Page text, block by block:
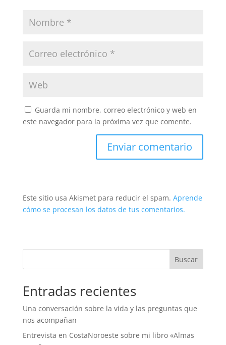
Guarda mi nombre, correo electrónico y web en
este navegador para la próxima vez que comente.
Este sitio usa Akismet para reducir el spam. Aprende
cómo se procesan los datos de tus comentarios.
Buscar
Entradas recientes
Una conversación sobre la vida y las preguntas que
nos acompañan
Entrevista en CostaNoroeste sobre mi libro «Almas